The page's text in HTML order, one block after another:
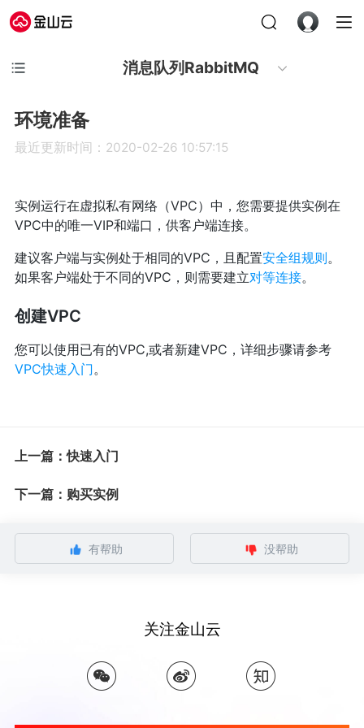
消息队列RabbitMQ
环境准备
最近更新时间：2020-02-26 10:57:15
实例运行在虚拟私有网络（VPC）中，您需要提供实例在
VPC中的唯一VIP和端口，供客户端连接。
建议客户端与实例处于相同的VPC，且配置安全组规则。
如果客户端处于不同的VPC，则需要建立对等连接。
创建VPC
您可以使用已有的VPC,或者新建VPC，详细步骤请参考
VPC快速入门。
上一篇：快速入门
下一篇：购买实例
有帮助 没帮助
关注金山云